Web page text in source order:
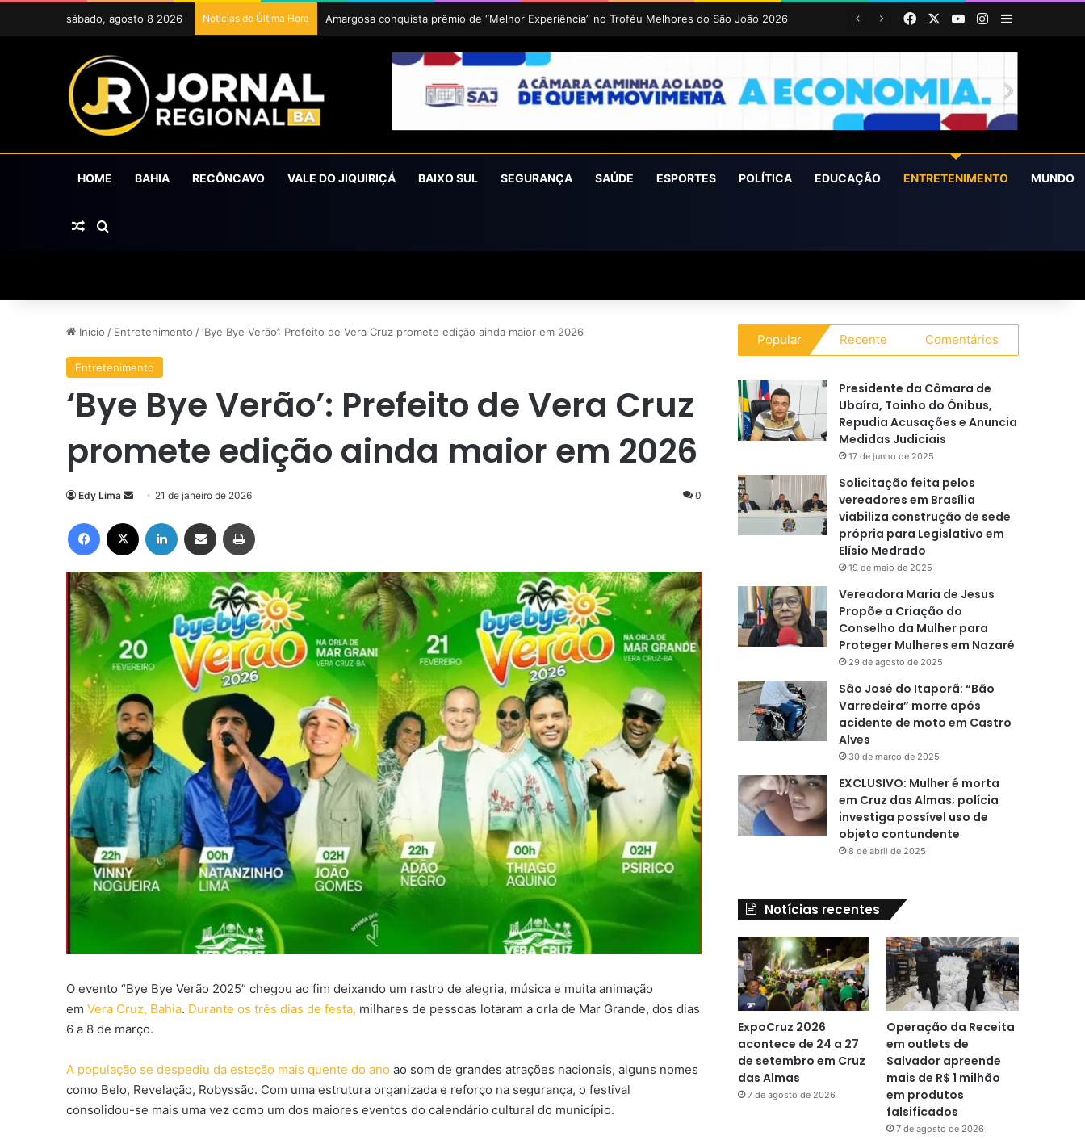
sábado, agosto 8 2026 Notícias de Última Hora ExpoCruz 2026 acontece de 24 a 27 de setembro em Cruz das Almas FacebookYouTubeInstagram
Barra
HOME BAHIA RECÔNCAVO VALE DO JIQUIRIÇÁ BAIXO SUL SEGURANÇA SAÚDE ESPORTES POLÍTICA EDUCAÇÃO ENTRETENIMENTO MUNDO
Artigo aleatório
Procurar por
Início / Entretenimento / ‘Bye Bye Verão’: Prefeito de Vera Cruz promete edição ainda maior em 2026
Entretenimento
‘Bye Bye Verão’: Prefeito de Vera Cruz
promete edição ainda maior em 2026
Edy Lima
Mande
e-
mail
21 de janeiro de 2026 0
Facebook Linkedin Compartilhar via e-mail
O evento “Bye Bye Verão 2025” chegou ao fim deixando um rastro de alegria, música e muita animação
emVera Cruz, Bahia. Durante os três dias de festa, milhares de pessoas lotaram a orla de Mar Grande, dos dias
6 a 8 de março.
A população se despediu da estação mais quente do ano ao som de grandes atrações nacionais, alguns nomes
como Belo, Revelação, Robyssão. Com uma estrutura organizada e reforço na segurança, o festival
consolidou-se mais uma vez como um dos maiores eventos do calendário cultural do município.
Popular Recente Comentários
Presidente da Câmara de
Ubaíra, Toinho do Ônibus,
Repudia Acusações e Anuncia
Medidas Judiciais
17 de junho de 2025
Solicitação feita pelos
vereadores em Brasília
viabiliza construção de sede
própria para Legislativo em
Elísio Medrado
19 de maio de 2025
Vereadora Maria de Jesus
Propõe a Criação do
Conselho da Mulher para
Proteger Mulheres em Nazaré
29 de agosto de 2025
São José do Itaporã: “Bão
Varredeira” morre após
acidente de moto em Castro
Alves
30 de março de 2025
EXCLUSIVO: Mulher é morta
em Cruz das Almas; polícia
investiga possível uso de
objeto contundente
8 de abril de 2025
Notícias recentes
ExpoCruz 2026
acontece de 24 a 27
de setembro em Cruz
das Almas
7 de agosto de 2026
Operação da Receita
em outlets de
Salvador apreende
mais de R$ 1 milhão
em produtos
falsificados
7 de agosto de 2026